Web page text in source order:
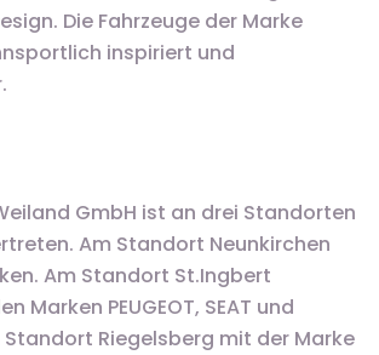
Die Fahrzeuge der Marke
inspiriert und
GmbH ist an drei Standorten
Am Standort Neunkirchen
Am Standort St.Ingbert
Marken PEUGEOT, SEAT und
Standort Riegelsberg mit der Marke